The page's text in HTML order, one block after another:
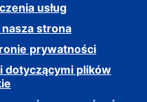
usług
strona
prywatności
dotyczącymi plików